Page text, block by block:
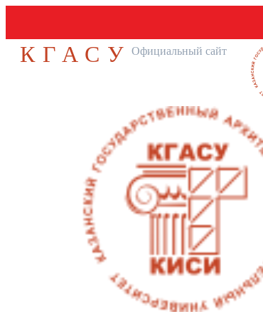
КГАСУ Официальный сайт